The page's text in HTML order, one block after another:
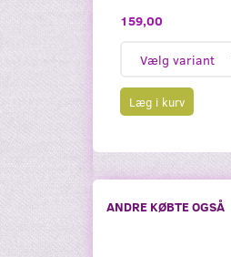
159,00
Læg i kurv
ANDRE KØBTE OGSÅ